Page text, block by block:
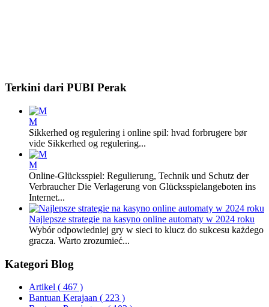
Terkini dari PUBI Perak
M
Sikkerhed og regulering i online spil: hvad forbrugere bør
vide Sikkerhed og regulering...
M
Online-Glücksspiel: Regulierung, Technik und Schutz der
Verbraucher Die Verlagerung von Glücksspielangeboten ins
Internet...
Najlepsze strategie na kasyno online automaty w 2024 roku
Wybór odpowiedniej gry w sieci to klucz do sukcesu każdego
gracza. Warto zrozumieć...
Kategori Blog
Artikel ( 467 )
Bantuan Kerajaan ( 223 )